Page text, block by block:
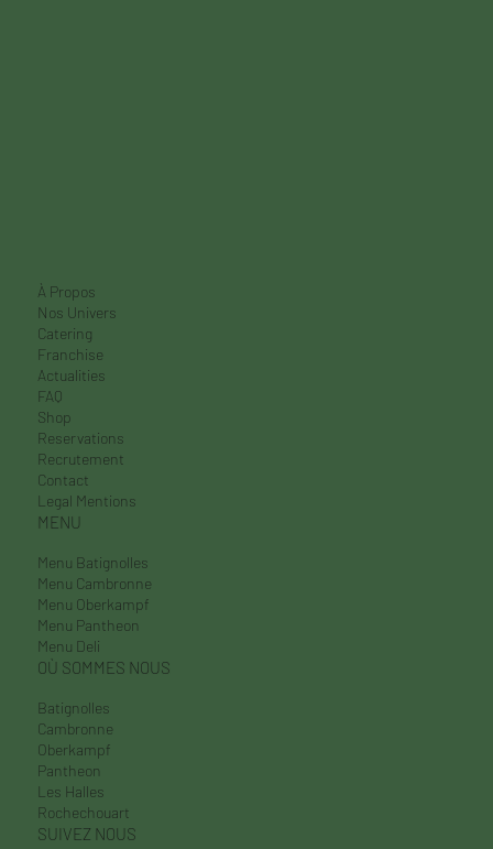
À Propos
Nos Univers
Franchise
Actualities
FAQ
Shop
Reservations
Recrutement
Contact